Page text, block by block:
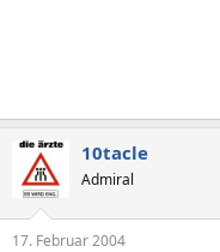
10tacle
Admiral
17. Februar 2004